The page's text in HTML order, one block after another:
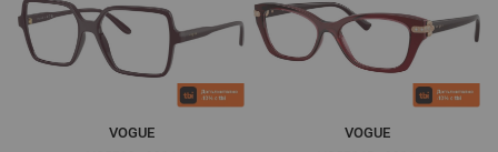
VOGUE VOGUE